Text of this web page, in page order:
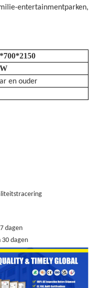
entertainmentparken,
en ouder
dagen
30 dagen